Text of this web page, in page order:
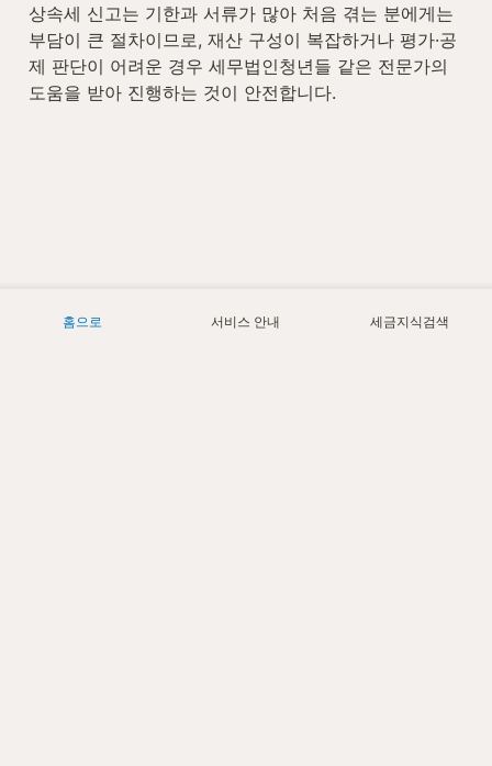
상속세 신고는 기한과 서류가 많아 처음 겪는 분에게는
부담이 큰 절차이므로, 재산 구성이 복잡하거나 평가·공
제 판단이 어려운 경우 세무법인청년들 같은 전문가의
도움을 받아 진행하는 것이 안전합니다.
홈으로 서비스 안내 세금지식검색